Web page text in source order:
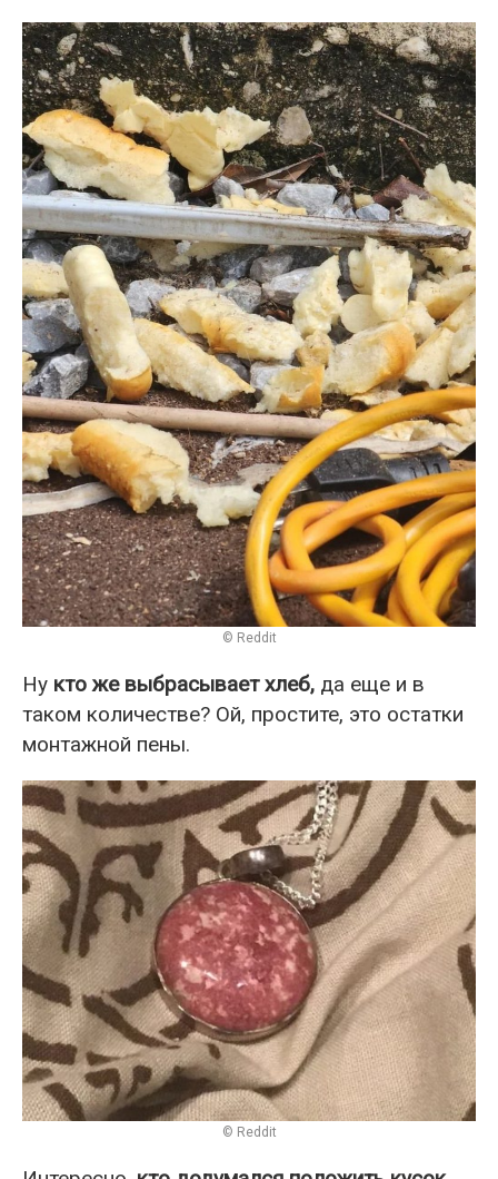
© Reddit
Ну кто же выбрасывает хлеб, да еще и в
таком количестве? Ой, простите, это остатки
монтажной пены.
© Reddit